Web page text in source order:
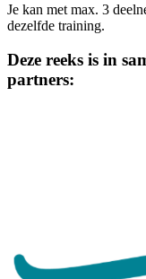
Je kan met max. 3
dezelfde training.
Deze reeks is in
partners: